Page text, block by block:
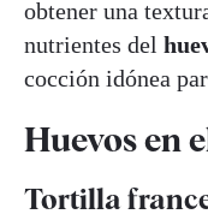
obtener una
nutrientes del
cocción idónea
Huevos en
Tortilla